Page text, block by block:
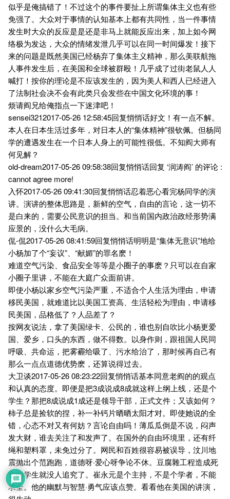
似乎是俺搞错了！不过这个的事件要扯上所谓集体主义也有些
免强了。大众对于事情的认知基本上都有共同性，当一件事情
发生时大众的反应是是还是非马上就能反应出来，加上如今网
络极为发达，大众的情绪发泄几乎可以在同一时间爆发！接下
来的问题是既然美国已经杨弃了集体主义精神，那么美联航拖
人事件发生后，在美国和全球被群殴！几乎成了过街老鼠人人
喊打！按你的理论是不应该发生的，因为美人和西人已经进入
了法制社会决不会有此类只会发些在中国文化环境的事！
烦请阎兄给俺指点一下迷津吧！
sensei3212017-05-26 12:58:45回复悄悄话好文！有一点不解。
本人在日本生活过多年，对日本人的“集体精神”很钦佩。但杨同
学的遭遇发生在一个日本人身上的可能性很低。不知阎大师有
何见解？
old-dream2017-05-26 09:58:38回复悄悄话回复 ‘润涛阎’ 的评论 :
cannot agree more!
入怀2017-05-26 09:41:30回复悄悄话忍着恶心看完杨同学的演
讲。演讲的整体思路是，新鲜的空气，自由的言论，这一切不
是白来的，需要公民意识的担当。和当前国内政治政经形势满
应景的，没什么大毛病。
侃-侃2017-05-26 08:41:59回复悄悄话明明是“集体无意识”地给
小杨加了个“妄议”、“献媚”的罪名麽！
难道空气污染、食品安全等等是小圈子的事麽？只可以在自家
小圈子里讲，不能在大庭广众面前讲。
即使小杨以家乡空气污染严重，不适合个人生活为理由，申请
移民美国，就难道比以美国工资高、生活轻松为理由，申请移
民美国，品格低了？人品差了？
按网友说法，拿了美国绿卡、公民的，谁也别自吹比小杨更爱
国、爱乡，口头的东西，做不得数。以身作则，跟祖国人民同
呼吸、共命运，把雾霾给吸了、污水给治了，那时候再自己有
那么一点点道德优势麽，还算说得过去。
大卫谈2017-05-26 08:23:22回复悄悄话基本同意老阎的的观点
和认真的态度。即便是把3成说成8成就这样上纲上线，还是个
学生？那把8成说成1成还是领导干部，正式文件；又该如何？
柿子总是捡软的捏，补一补钙片晒晒太阳才对。即使她说的全
错，心态不对又有何妨？言论自由吗！薄瓜瓜倒是不说，闷声
发大财，谁去关注了和发声了。在国外的自由环境里，还有纤
绳和塑料罩，未免过分了。网民和百姓很容易被误导，汶川地
震抛出个范跑跑，道德呀·爱心呀争论不休。豆腐雜工程造成死
亡的学生就没人追究了。崔永元是个主持，不是个学者，不能
求全。他的幽默与智慧·勇气应该点赞。看看他在美国的讲演，